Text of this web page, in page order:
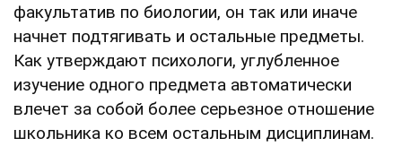
факультатив по биологии, он так или иначе
начнет подтягивать и остальные предметы.
Как утверждают психологи, углубленное
изучение одного предмета автоматически
влечет за собой более серьезное отношение
школьника ко всем остальным дисциплинам.